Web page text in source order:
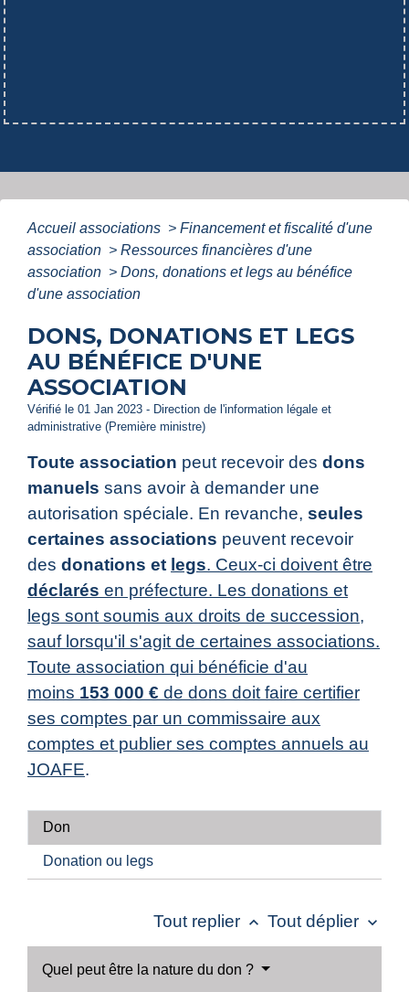
Accueil associations > Financement et fiscalité d'une
association > Ressources financières d'une
association > Dons, donations et legs au bénéfice
d'une association
DONS, DONATIONS ET LEGS
AU BÉNÉFICE D'UNE
ASSOCIATION
Vérifié le 01 Jan 2023 - Direction de l'information légale et
administrative (Première ministre)
Toute association peut recevoir des dons
manuels sans avoir à demander une
autorisation spéciale. En revanche, seules
certaines associations peuvent recevoir
des donations et legs. Ceux-ci doivent être
déclarés en préfecture. Les donations et
legs sont soumis aux droits de succession,
sauf lorsqu'il s'agit de certaines associations.
Toute association qui bénéficie d'au
moins 153 000 € de dons doit faire certifier
ses comptes par un commissaire aux
comptes et publier ses comptes annuels au
JOAFE.
Don
Donation ou legs
Tout replier keyboard_arrow_up Tout déplier keyboard_arrow_down
Quel peut être la nature du don ?